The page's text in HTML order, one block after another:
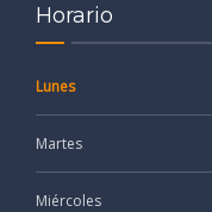
Horario
Lunes
Martes
Miércoles